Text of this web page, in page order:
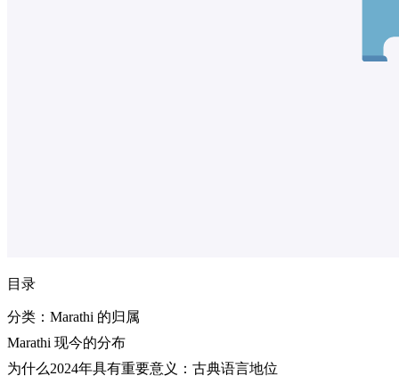
目录
分类：Marathi 的归属
Marathi 现今的分布
为什么2024年具有重要意义：古典语言地位